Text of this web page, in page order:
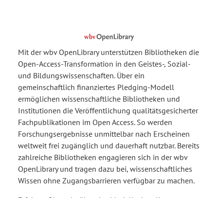
Mit der wbv OpenLibrary unterstützen Bibliotheken die
Open-Access-Transformation in den Geistes-, Sozial-
und Bildungswissenschaften. Über ein
gemeinschaftlich finanziertes Pledging-Modell
ermöglichen wissenschaftliche Bibliotheken und
Institutionen die Veröffentlichung qualitätsgesicherter
Fachpublikationen im Open Access. So werden
Forschungsergebnisse unmittelbar nach Erscheinen
weltweit frei zugänglich und dauerhaft nutzbar. Bereits
zahlreiche Bibliotheken engagieren sich in der wbv
OpenLibrary und tragen dazu bei, wissenschaftliches
Wissen ohne Zugangsbarrieren verfügbar zu machen.